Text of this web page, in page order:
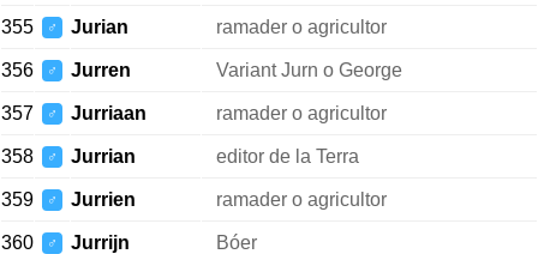
355 ♂ Jurian ramader o agricultor
356 ♂ Jurren Variant Jurn o George
357 ♂ Jurriaan ramader o agricultor
358 ♂ Jurrian editor de la Terra
359 ♂ Jurrien ramader o agricultor
360 ♂ Jurrijn Bóer